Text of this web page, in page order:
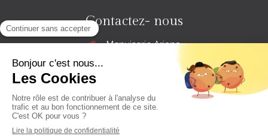
Contactez- nous
Menuiserie Ariana
3 Zone Artisanale Les Groies
79260
Sainte-Néomaye
Afficher le téléphone
DEMANDEZ VOTRE DEVIS